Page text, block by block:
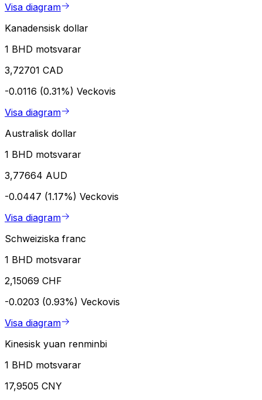
Visa diagram
Kanadensisk dollar
1 BHD motsvarar
3,72701 CAD
-0.0116 (0.31%) Veckovis
Visa diagram
Australisk dollar
1 BHD motsvarar
3,77664 AUD
-0.0447 (1.17%) Veckovis
Visa diagram
Schweiziska franc
1 BHD motsvarar
2,15069 CHF
-0.0203 (0.93%) Veckovis
Visa diagram
Kinesisk yuan renminbi
1 BHD motsvarar
17,9505 CNY